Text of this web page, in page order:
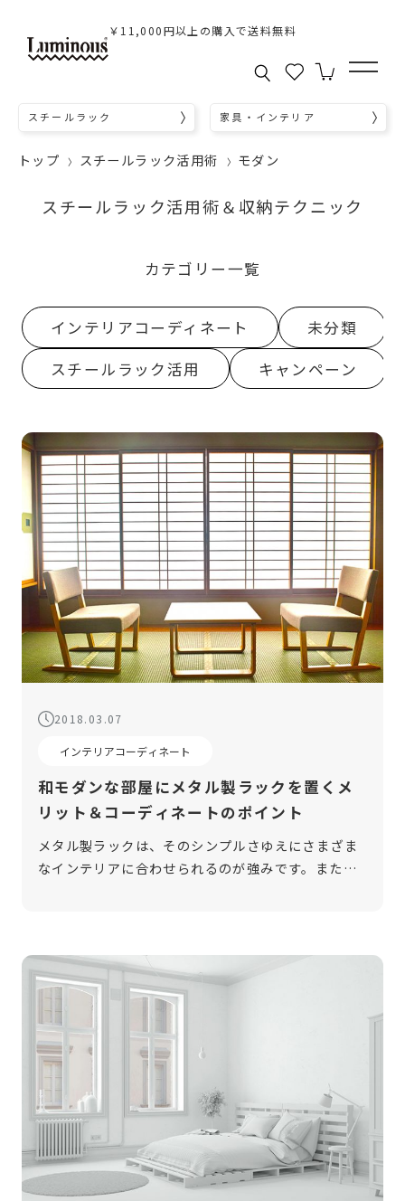
￥11,000円以上の購入で送料無料
スチールラック 家具・インテリア
トップ スチールラック活用術 モダン
スチールラック活用術＆収納テクニック
カテゴリー一覧
インテリアコーディネート
未分類
スチールラック活用
キャンペーン
2018.03.07
インテリアコーディネート
和モダンな部屋にメタル製ラックを置くメ
リット＆コーディネートのポイント
メタル製ラックは、そのシンプルさゆえにさまざま
なインテリアに合わせられるのが強みです。また、